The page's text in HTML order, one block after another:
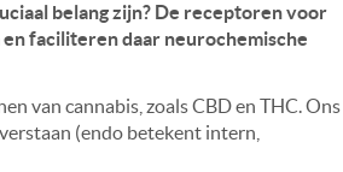
belang zijn? De receptoren voor
faciliteren daar neurochemische
van cannabis, zoals CBD en THC. Ons
(endo betekent intern,